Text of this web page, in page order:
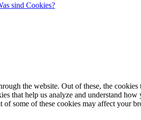
sind Cookies?
the website. Out of these, the
that help us analyze and understand
some of these cookies may affect your